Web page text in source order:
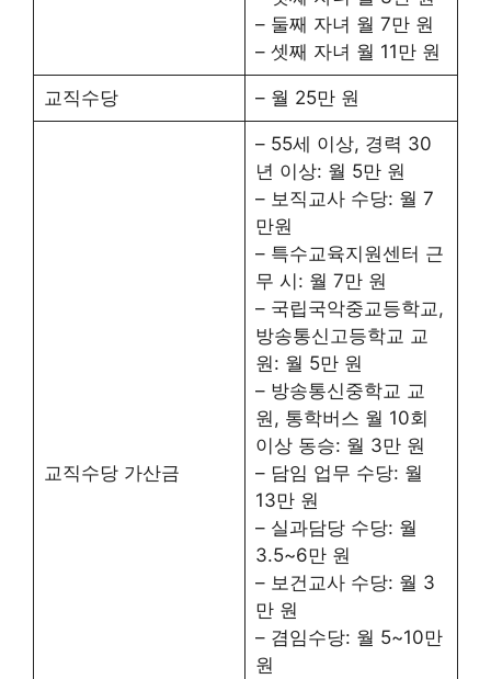
– 둘째 자녀 월 7만 원
– 셋째 자녀 월 11만 원
교직수당 – 월 25만 원
교직수당 가산금
– 55세 이상, 경력 30
년 이상: 월 5만 원
– 보직교사 수당: 월 7
만원
– 특수교육지원센터 근
무 시: 월 7만 원
– 국립국악중교등학교,
방송통신고등학교 교
원: 월 5만 원
– 방송통신중학교 교
원, 통학버스 월 10회
이상 동승: 월 3만 원
– 담임 업무 수당: 월
13만 원
– 실과담당 수당: 월
3.5~6만 원
– 보건교사 수당: 월 3
만 원
– 겸임수당: 월 5~10만
원